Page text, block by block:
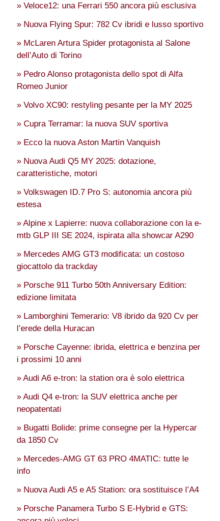
» Veloce12: una Ferrari 550 ancora più esclusiva
» Nuova Flying Spur: 782 Cv ibridi e lusso sportivo
» McLaren Artura Spider protagonista al Salone
dell’Auto di Torino
» Pedro Alonso protagonista dello spot di Alfa
Romeo Junior
» Volvo XC90: restyling pesante per la MY 2025
» Cupra Terramar: la nuova SUV sportiva
» Ecco la nuova Aston Martin Vanquish
» Nuova Audi Q5 MY 2025: dotazione,
caratteristiche, motori
» Volkswagen ID.7 Pro S: autonomia ancora più
estesa
» Alpine x Lapierre: nuova collaborazione con la e-
mtb GLP III SE 2024, ispirata alla showcar A290
» Mercedes AMG GT3 modificata: un costoso
giocattolo da trackday
» Porsche 911 Turbo 50th Anniversary Edition:
edizione limitata
» Lamborghini Temerario: V8 ibrido da 920 Cv per
l’erede della Huracan
» Porsche Cayenne: ibrida, elettrica e benzina per
i prossimi 10 anni
» Audi A6 e-tron: la station ora è solo elettrica
» Audi Q4 e-tron: la SUV elettrica anche per
neopatentati
» Bugatti Bolide: prime consegne per la Hypercar
da 1850 Cv
» Mercedes-AMG GT 63 PRO 4MATIC: tutte le
info
» Nuova Audi A5 e A5 Station: ora sostituisce l’A4
» Porsche Panamera Turbo S E-Hybrid e GTS: